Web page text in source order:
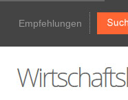
Empfehlungen